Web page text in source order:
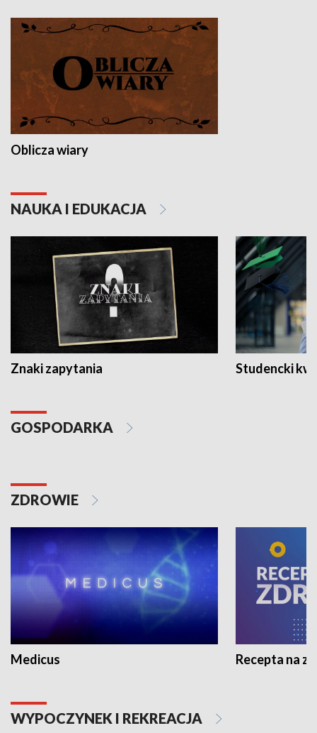
Oblicza wiary
NAUKA I EDUKACJA
Znaki zapytania Studencki
GOSPODARKA
ZDROWIE
Medicus Recepta na
WYPOCZYNEK I REKREACJA